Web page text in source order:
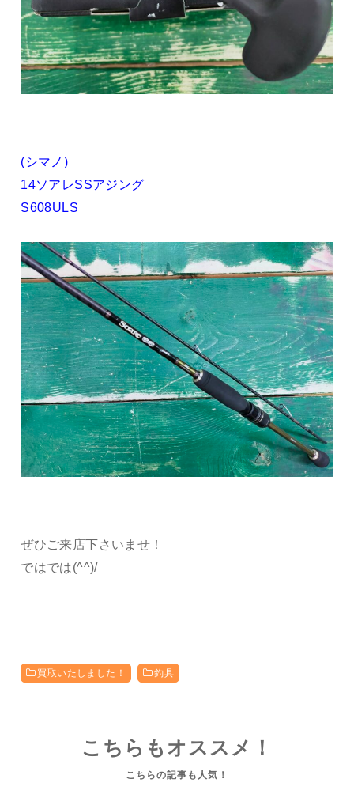
(シマノ)
14ソアレSSアジング
S608ULS
ぜひご来店下さいませ！
ではでは(^^)/
買取いたしました！ 釣具
こちらもオススメ！